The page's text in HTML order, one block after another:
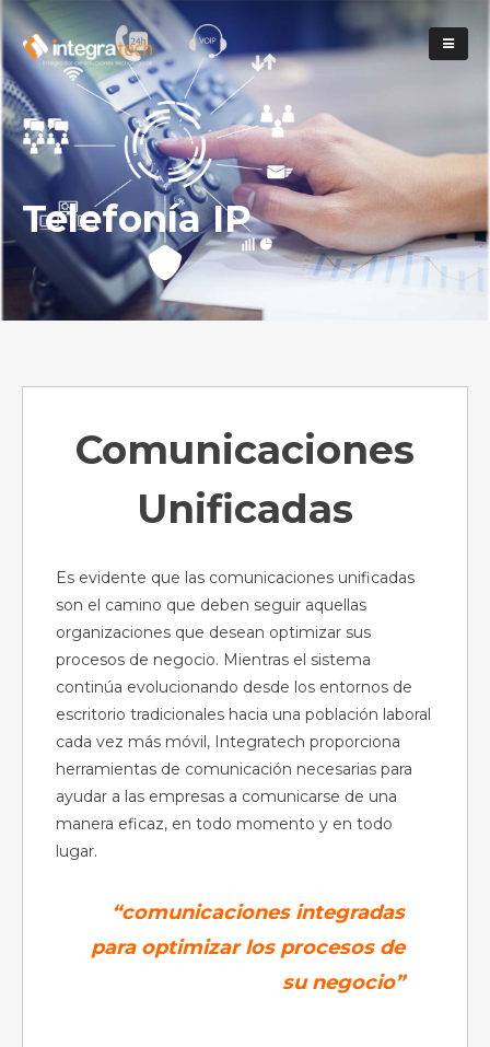
Telefonía IP
Comunicaciones
Unificadas
Es evidente que las comunicaciones unificadas
son el camino que deben seguir aquellas
organizaciones que desean optimizar sus
procesos de negocio. Mientras el sistema
continúa evolucionando desde los entornos de
escritorio tradicionales hacia una población laboral
cada vez más móvil, Integratech proporciona
herramientas de comunicación necesarias para
ayudar a las empresas a comunicarse de una
manera eficaz, en todo momento y en todo
lugar.
“comunicaciones integradas
para optimizar los procesos de
su negocio”